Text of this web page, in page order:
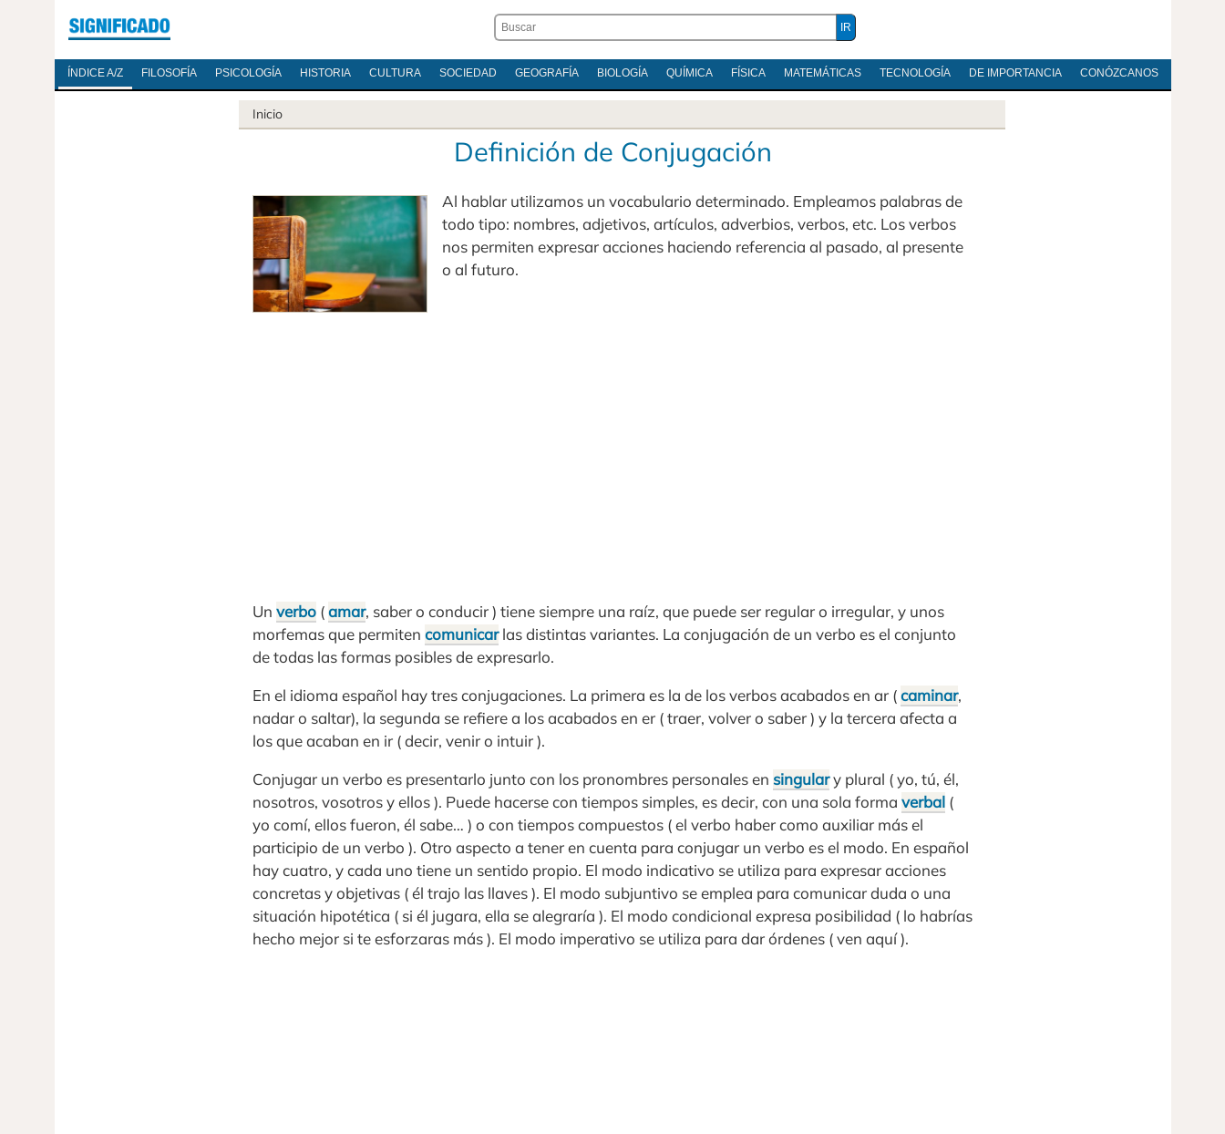
ÍNDICE A/Z FILOSOFÍA PSICOLOGÍA HISTORIA CULTURA SOCIEDAD GEOGRAFÍA BIOLOGÍA QUÍMICA FÍSICA MATEMÁTICAS TECNOLOGÍA DE IMPORTANCIA CONÓZCANOS
Inicio
Definición de Conjugación
Al hablar utilizamos un vocabulario determinado. Empleamos palabras de
todo tipo: nombres, adjetivos, artículos, adverbios, verbos, etc. Los verbos
nos permiten expresar acciones haciendo referencia al pasado, al presente
o al futuro.
Un verbo (amar, saber o conducir ) tiene siempre una raíz, que puede ser regular o irregular, y unos
morfemas que permiten comunicarlas distintas variantes. La conjugación de un verbo es el conjunto
de todas las formas posibles de expresarlo.
En el idioma español hay tres conjugaciones. La primera es la de los verbos acabados en ar (caminar,
nadar o saltar), la segunda se refiere a los acabados en er ( traer, volver o saber ) y la tercera afecta a
los que acaban en ir ( decir, venir o intuir ).
Conjugar un verbo es presentarlo junto con los pronombres personales en singulary plural ( yo, tú, él,
nosotros, vosotros y ellos ). Puede hacerse con tiempos simples, es decir, con una sola forma verbal (
yo comí, ellos fueron, él sabe… ) o con tiempos compuestos ( el verbo haber como auxiliar más el
participio de un verbo ). Otro aspecto a tener en cuenta para conjugar un verbo es el modo. En español
hay cuatro, y cada uno tiene un sentido propio. El modo indicativo se utiliza para expresar acciones
concretas y objetivas ( él trajo las llaves ). El modo subjuntivo se emplea para comunicar duda o una
situación hipotética ( si él jugara, ella se alegraría ). El modo condicional expresa posibilidad ( lo habrías
hecho mejor si te esforzaras más ). El modo imperativo se utiliza para dar órdenes ( ven aquí ).